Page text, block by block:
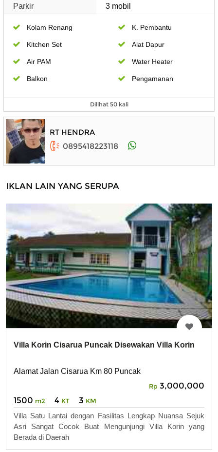
Parkir 3 mobil
Kolam Renang K. Pembantu
Kitchen Set Alat Dapur
Air PAM Water Heater
Balkon Pengamanan
Dilihat 50 kali
RT HENDRA
0895418223118
IKLAN LAIN YANG SERUPA
Villa Korin Cisarua Puncak Disewakan Villa Korin
Alamat Jalan Cisarua Km 80 Puncak
Rp 3,000,000
1500 m2 4 KT 3 KM
Villa Satu Lantai dengan Fasilitas Lengkap Nuansa Sejuk
Asri Sangat Cocok Buat Mengunjungi Villa Korin yang
Berada di Daerah